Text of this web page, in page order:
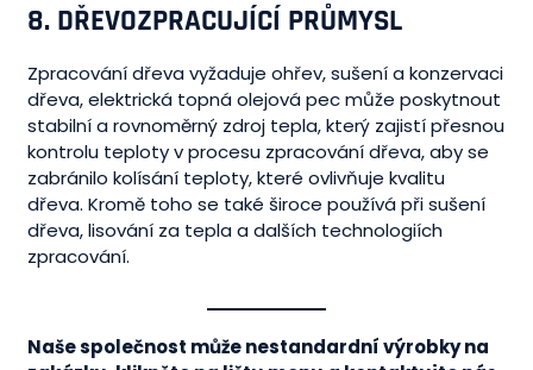
8. DŘEVOZPRACUJÍCÍ PRŮMYSL
Zpracování dřeva vyžaduje ohřev, sušení a konzervaci
dřeva, elektrická topná olejová pec může poskytnout
stabilní a rovnoměrný zdroj tepla, který zajistí přesnou
kontrolu teploty v procesu zpracování dřeva, aby se
zabránilo kolísání teploty, které ovlivňuje kvalitu
dřeva. Kromě toho se také široce používá při sušení
dřeva, lisování za tepla a dalších technologiích
zpracování.
Naše společnost může nestandardní výrobky na